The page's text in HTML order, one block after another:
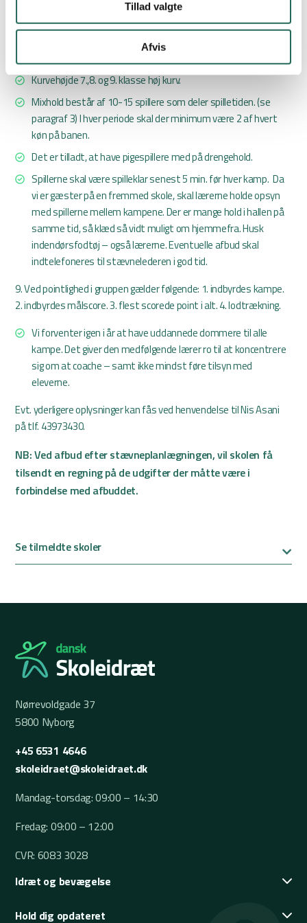
Tillad valgte
Afvis
og 2. samt 3. og 4. periode, hvor uret ikke stoppes
Udskiftningslederen skal være en af skolens lærere.
Kurvehøjde 7.,8. og 9. klasse høj kurv.
Mixhold består af 10-15 spillere som deler spilletiden. (se
paragraf 3) I hver periode skal der minimum være 2 af hvert
køn på banen.
Det er tilladt, at have pigespillere med på drengehold.
Spillerne skal være spilleklar senest 5 min. før hver kamp. Da
vi er gæster på en fremmed skole, skal lærerne holde opsyn
med spillerne mellem kampene. Der er mange hold i hallen på
samme tid, så klæd så vidt muligt om hjemmefra. Husk
indendørsfodtøj – også lærerne. Eventuelle afbud skal
indtelefoneres til stævnelederen i god tid.
9. Ved pointlighed i gruppen gælder følgende: 1. indbyrdes kampe.
2. indbyrdes målscore. 3. flest scorede point i alt. 4. lodtrækning.
Vi forventer igen i år at have uddannede dommere til alle
kampe. Det giver den medfølgende lærer ro til at koncentrere
sig om at coache – samt ikke mindst føre tilsyn med
eleverne.
Evt. yderligere oplysninger kan fås ved henvendelse til Nis Asani
på tlf. 43973430.
NB: Ved afbud efter stævneplanlægningen, vil skolen få
tilsendt en regning på de udgifter der måtte være i
forbindelse med afbuddet.
Se tilmeldte skoler
Nørrevoldgade 37
5800 Nyborg
+45 6531 4646
skoleidraet@skoleidraet.dk
Mandag-torsdag: 09:00 – 14:30
Fredag: 09:00 – 12:00
CVR: 6083 3028
Idræt og bevægelse
Hold dig opdateret